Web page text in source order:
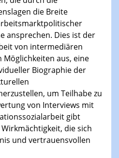
die Breite
ansprechen. Dies ist der
von intermediären
aus, eine
Biographie der
um Teilhabe zu
von Interviews mit
gibt
die sich
und vertrauensvollen